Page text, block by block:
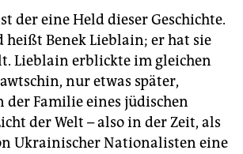
der eine Held dieser Geschichte.
heißt Benek Lieblain; er hat sie
Lieblain erblickte im gleichen
nur etwas später,
der Familie eines jüdischen
der Welt – also in der Zeit, als
Ukrainischer Nationalisten eine